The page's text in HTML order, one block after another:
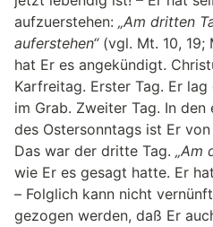
aufzuerstehen: „Am dritten
auferstehen“(vgl. Mt. 10, 19;
hat Er es angekündigt.
Karfreitag. Erster Tag. Er
im Grab. Zweiter Tag. In
des Ostersonntags ist Er
Das war der dritte Tag. „Am
wie Er es gesagt hatte. Er
– Folglich kann nicht
gezogen werden, daß Er